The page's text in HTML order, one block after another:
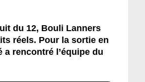
cet article
du 12, Bouli Lanners
réels. Pour la sortie en
a rencontré l’équipe du